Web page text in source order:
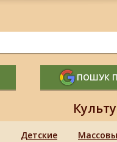
ПОШУК
Детские